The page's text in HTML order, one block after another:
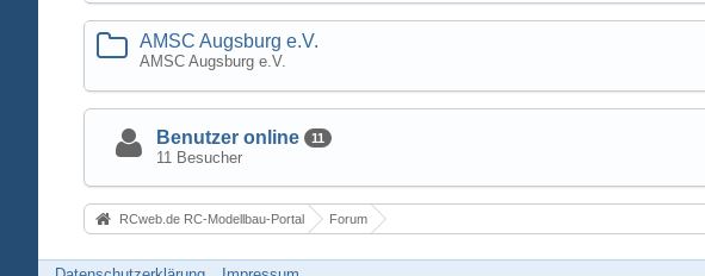
AMSC Augsburg e.V.
AMSC Augsburg e.V.
Benutzer online 11
11 Besucher
RCweb.de RC-Modellbau-Portal Forum